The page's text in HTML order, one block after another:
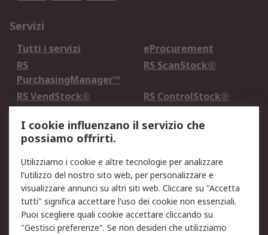
Servizi
Tutti i servizi
eProcurement
RS
PurchasingManager™
RS ScanStock®
RS VendStock®
RS ControlStock®
Legale
Informativa Cookie
Informativa Privacy -
Aggiornata
Email Security
Termini d'uso
Condizioni di vendita
Condizioni generali di
servizio
I cookie influenzano il servizio che
possiamo offrirti.
Utilizziamo i cookie e altre tecnologie per analizzare
l'utilizzo del nostro sito web, per personalizzare e
visualizzare annunci su altri siti web. Cliccare su "Accetta
tutti" significa accettare l'uso dei cookie non essenziali.
Puoi scegliere quali cookie accettare cliccando su
"Gestisci preferenze". Se non desideri che utilizziamo